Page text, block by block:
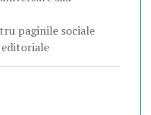
paginile sociale